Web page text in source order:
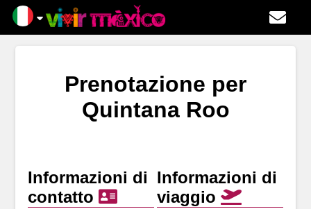
Prenotazione per
Quintana Roo
Informazioni di
contatto
Informazioni di
viaggio